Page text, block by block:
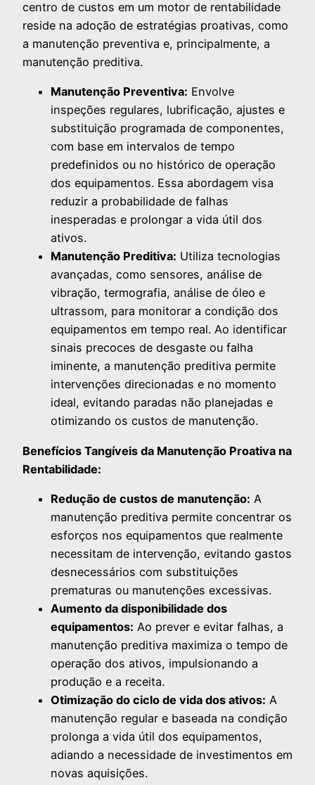
centro de custos em um motor de rentabilidade
reside na adoção de estratégias proativas, como
a manutenção preventiva e, principalmente, a
manutenção preditiva.
Manutenção Preventiva: Envolve
inspeções regulares, lubrificação, ajustes e
substituição programada de componentes,
com base em intervalos de tempo
predefinidos ou no histórico de operação
dos equipamentos. Essa abordagem visa
reduzir a probabilidade de falhas
inesperadas e prolongar a vida útil dos
ativos.
Manutenção Preditiva: Utiliza tecnologias
avançadas, como sensores, análise de
vibração, termografia, análise de óleo e
ultrassom, para monitorar a condição dos
equipamentos em tempo real. Ao identificar
sinais precoces de desgaste ou falha
iminente, a manutenção preditiva permite
intervenções direcionadas e no momento
ideal, evitando paradas não planejadas e
otimizando os custos de manutenção.
Benefícios Tangíveis da Manutenção Proativa na
Rentabilidade:
Redução de custos de manutenção: A
manutenção preditiva permite concentrar os
esforços nos equipamentos que realmente
necessitam de intervenção, evitando gastos
desnecessários com substituições
prematuras ou manutenções excessivas.
Aumento da disponibilidade dos
equipamentos: Ao prever e evitar falhas, a
manutenção preditiva maximiza o tempo de
operação dos ativos, impulsionando a
produção e a receita.
Otimização do ciclo de vida dos ativos: A
manutenção regular e baseada na condição
prolonga a vida útil dos equipamentos,
adiando a necessidade de investimentos em
novas aquisições.